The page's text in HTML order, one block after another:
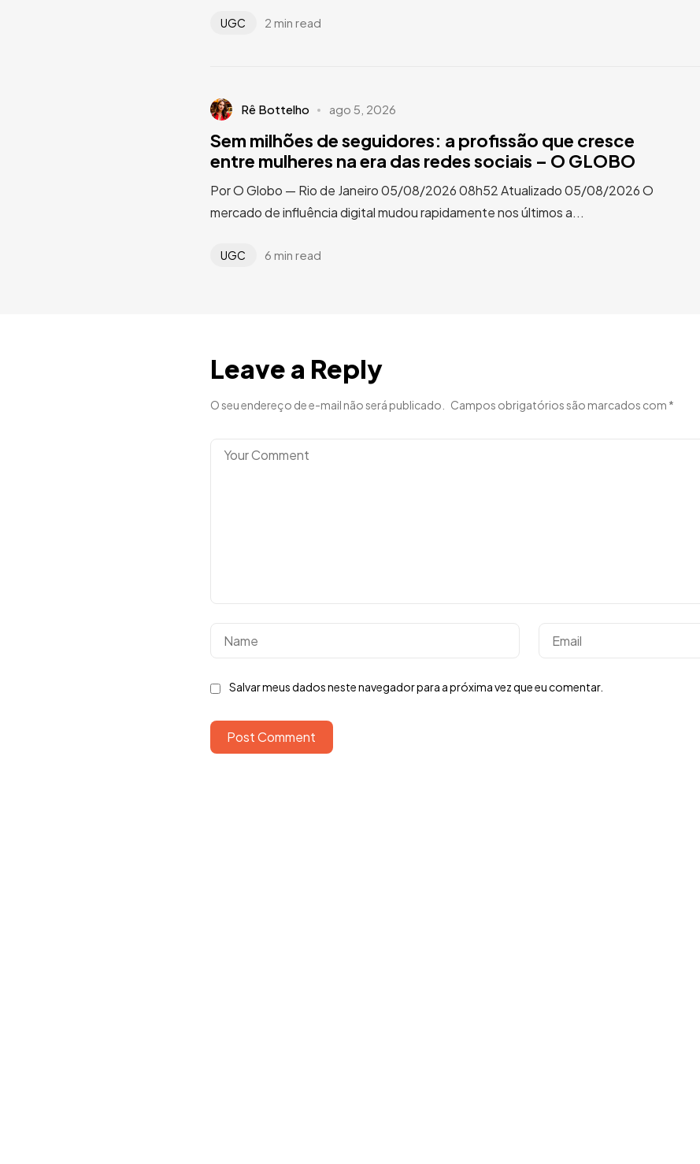
UGC 2 min read
Rê Bottelho ago 5, 2026
Sem milhões de seguidores: a profissão que cresce
entre mulheres na era das redes sociais – O GLOBO
Por O Globo — Rio de Janeiro 05/08/2026 08h52 Atualizado 05/08/2026 O
mercado de influência digital mudou rapidamente nos últimos a...
UGC 6 min read
Leave a Reply
O seu endereço de e-mail não será publicado. Campos obrigatórios são marcados com *
Salvar meus dados neste navegador para a próxima vez que eu comentar.
Post Comment